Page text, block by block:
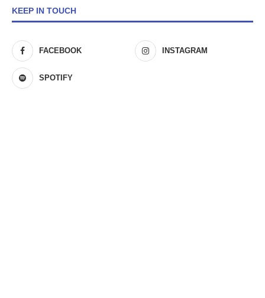
KEEP IN TOUCH
FACEBOOK INSTAGRAM
SPOTIFY